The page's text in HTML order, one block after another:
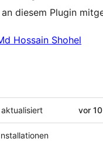
an diesem Plugin
Hossain Shohel
vor